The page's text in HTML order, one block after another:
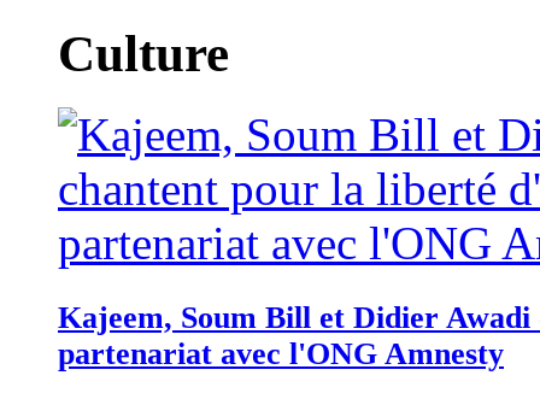
Culture
Kajeem, Soum Bill et Didier
partenariat avec l'ONG Amnesty